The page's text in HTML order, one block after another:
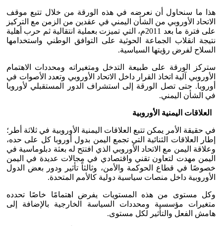
هذا ما سنحاول أن نعرضه في هذه الورقة من خلال تتبع موقف
الاتحاد الأوروبي من الشأن اليمني في عقدين من الزمن مع التركيز
على فترة ما بعد 2011م، التي تميزت بعملية انتقالية ثم حرب أهلية
نتيجة انقلاب الجماعة الحوثية على التوافق الوطني واستخدامها
السلاح لفرض رؤيتها السياسية.
ستركز الورقة على طبيعة التدخل ومتغيراته ومحددات الاهتمام
الأوروبي آلية اتخاذ القرار داخل الاتحاد الأوروبي وتعدد الأصوات في
أوروبا. حتى تصل الورقة إلى استشراف الدور المستقبلي لأوروبا
في الشأن اليمني.
العلاقات اليمنية الأوروبية
في حقيقة الأمر يمكن تتبع العلاقات اليمنية الأوروبية في ثلاثة أطر؛
إطار العلاقات الثنائية التي تجمع اليمن بدول أوروبا كل على حده،
وعلاقة اليمن مع الاتحاد الأوروبي الذي افتتح له بعثة دبلوماسية في
اليمن مهدت لتعاون تقني واقتصادي في مجالات عديدة في اليمن
خصوصًا في قطاع الحوكمة والأمن، وثالثاً تأثير ودور بعض الدول
الأوروبية داخل منصات سياسية دولية كالأمم المتحدة.
وكل مستوى من هذه المستويات يفرض اهتمامًا خاصًا تحدده
متغيرات مؤسسية ومحددات السياسة الخارجية بالإضافة إلى
هامش الفعل والتأثير لكل مستوى.